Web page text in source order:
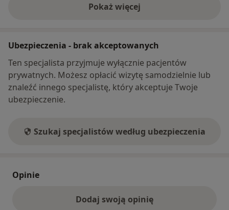
Pokaż więcej
o adresie
Ubezpieczenia - brak akceptowanych
Ten specjalista przyjmuje wyłącznie pacjentów
prywatnych. Możesz opłacić wizytę samodzielnie lub
znaleźć innego specjalistę, który akceptuje Twoje
ubezpieczenie.
Szukaj specjalistów według ubezpieczenia
Opinie
Dodaj swoją opinię